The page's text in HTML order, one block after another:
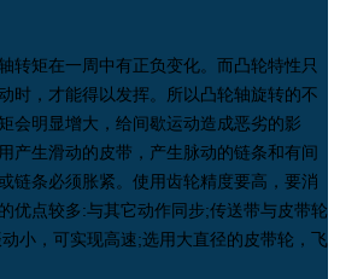
转矩在一 周中有正负变化。而凸轮特性只
时，才能得以发挥。所以凸轮轴旋转的不
会明显增大，给间歇运动造成恶劣的影
产生滑动的皮带，产生脉动的链条和有间
链条必须胀紧。使用齿轮精度要高，要消
优点较多:与其它动作同步;传送带与皮带轮
小，可实现高速;选用大直径的皮带轮，飞